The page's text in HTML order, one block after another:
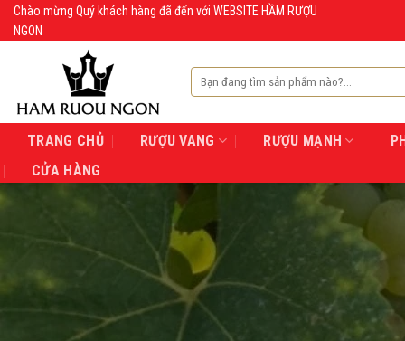
SkipChào mừng Quý khách hàng đã đến với WEBSITE HẦM RƯỢU
NGON
Tìm
kiếm:
TRANG CHỦ RƯỢU VANG RƯỢU MẠNH
CỬA HÀNG